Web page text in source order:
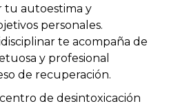
tu autoestima y
personales.
te acompaña de
y profesional
de recuperación.
de desintoxicación